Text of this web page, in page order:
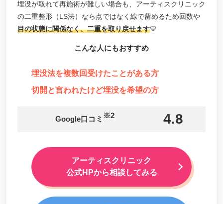
東郷美容形成外科福岡
美容皮膚科赤坂クリニック
フォンタナクリニック天神
ブリスクリニック
つつい皮ふ科形成外科クリニック
Clinic）
品川美容外科福岡院
ジェイドクリニック（Jade Clinic）
箱崎どいクリニック
福岡大学病院 形成外科・美容外科
埋没が取れて再施術が難しい場合も、アーティスクリニック
の二重整形（LS法）なら点ではなく線で留めるため回数や
目の状態に関係なく、二重を取り戻せます💛
こんな人にもおすすめ
埋没法を複数回受けたことがある方
切開と言われたけど埋没を希望の方
Google口コミ ※2 4.8
アーティスクリニック
公式HPから相談してみる